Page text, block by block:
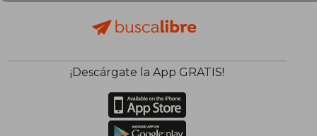
¡Descárgate la App GRATIS!